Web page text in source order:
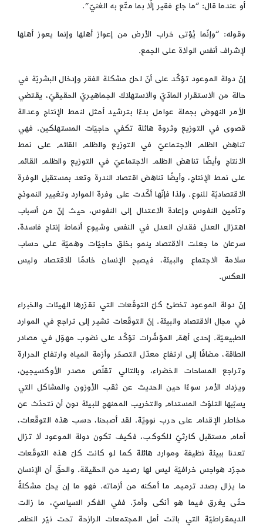
أو عندما قال: “ما جاع فقير إلّا بما متّع به الغنيّ”.
وقوله: “وإنّما يُؤتى خراب الأرض من إعواز أهلها وإنما يعوز أهلها
لإشراف أنفس الولاة على الجمع.
إنّ دولة الموعود تؤكّد على أنّ لحلّ مشكلة الفقر وإدخال البشريّة في
حالة من الاستقرار المادّيّ والاستهلاك الجماهيريّ الحقيقيّ، يقتضي
الأمر النهوض بجملة عوامل بدءًا بترشيد أمثل لنمط الإنتاج وعدالة
قصوى في التوزيع وثروة هائلة تكفي حاجيّات المستهلكين. فهي
تناهض الظلم الاجتماعيّ في التوزيع والظلم القائم على نمط
الانتاج وأيضًا تناهض الظلم الاجتماعيّ في التوزيع والظلم القائم
على نمط الإنتاج، وأيضًا تناهض اقتصاد الندرة وتعد بمستقبل الوفرة
الاقتصاديّة للنوع. ولذا فإنّها أكّدت على وفرة الموارد وتغيير النموذج
وتأمين النفوس وإعادة الاعتدال إلى النفوس، حيث إنّ من أسباب
اهتزال العدل فقدان العدل في النفس وشيوع أنماط إنتاج فاسدة،
سرعان ما جعلت الاقتصاد ينمو بخلق حاجيّات وهميّة على حساب
سلامة الاجتماع والبيئة، فيصبح الإنسان خادمًا للاقتصاد وليس
العكس.
إنّ دولة الموعود تخطئ كلّ التوقّعات التي تقرّرها الهيئات والخبراء
في مجال الاقتصاد والبيئة. إنّ التوقّعات تشير إلى تراجع في الموارد
الطبيعيّة. إحدى أهمّ المؤشّرات تؤكّد على نضوب مهوّل في مصادر
الطاقة، مضافًا إلى ارتفاع معدّل التصحّر وأزمة المياه وارتفاع الحرارة
وتراجع المساحات الخضراء، وبالتالي تقلّص مصدر الأوكسيجين،
ويزداد الأمر سوءًا حين الحديث عن ثقب الأوزون والمشاكل التي
يسبّبها التلوّث المستدام والتخريب الممنهج للبيئة دون أن نتحدّث عن
مخاطر الإقدام على حرب نوويّة. لقد أصبحنا، حسب هذه التوقّعات،
أمام مستقبل كارثيّ للكوكب، فكيف تكون دولة الموعود لا تزال
تعدنا ببيئة نظيفة وموارد هائلة كما لو كانت كلّ هذه التوقّعات
مجرّد هواجس خرافيّة ليس لها رصيد من الحقيقة. والحقّ أن الإنسان
ما يزال بصدد ترميم ما أمكنه من أزماته. فهو ما إن يحلّ مشكلةً
حتّى يغرق فيما هو أنكى وأمرّ. ففي الفكر السياسيّ، ما زالت
الديمقراطيّة التي باتت أمل المجتمعات الرازحة تحت نيّر النظم